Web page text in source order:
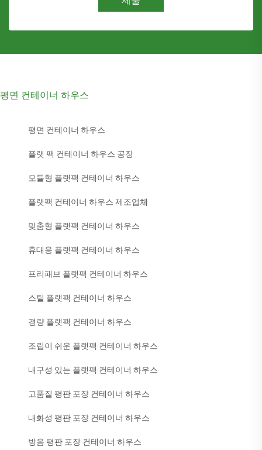
평면 컨테이너 하우스
평면 컨테이너 하우스
플랫 팩 컨테이너 하우스 공장
모듈형 플랫팩 컨테이너 하우스
플랫팩 컨테이너 하우스 제조업체
맞춤형 플랫팩 컨테이너 하우스
휴대용 플랫팩 컨테이너 하우스
프리패브 플랫팩 컨테이너 하우스
스틸 플랫팩 컨테이너 하우스
경량 플랫팩 컨테이너 하우스
조립이 쉬운 플랫팩 컨테이너 하우스
내구성 있는 플랫팩 컨테이너 하우스
고품질 평판 포장 컨테이너 하우스
내화성 평판 포장 컨테이너 하우스
방음 평판 포장 컨테이너 하우스